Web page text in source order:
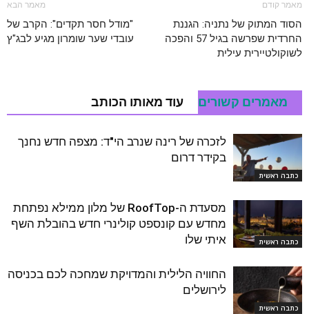
מאמר קודם
הסוד המתוק של נתניה: הגננת
החרדית שפרשה בגיל 57 והפכה
לשוקולטיירית עילית
מאמר הבא
"מודל חסר תקדים": הקרב של
עובדי שער שומרון מגיע לבג"ץ
מאמרים קשורים עוד מאותו הכותב
כתבה ראשית
לזכרה של רינה שנרב הי"ד: מצפה חדש נחנך
בקידר דרום
כתבה ראשית
מסעדת ה-RoofTop של מלון ממילא נפתחת
מחדש עם קונספט קולינרי חדש בהובלת השף
איתי שלו
כתבה ראשית
החוויה הלילית והמדויקת שמחכה לכם בכניסה
לירושלים